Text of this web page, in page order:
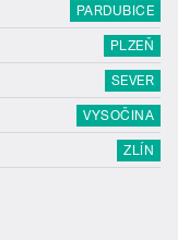
PARDUBICE
PLZEŇ
SEVER
VYSOČINA
ZLÍN